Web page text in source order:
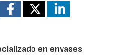
en envases